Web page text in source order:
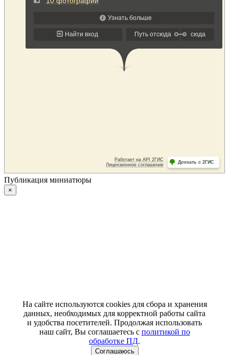
Публикация миниатюры
×
На сайте используются cookies для сбора и хранения
данных, необходимых для корректной работы сайта
и удобства посетителей. Продолжая использовать
наш сайт, Вы соглашаетесь с политикой по
обработке ПД.
Соглашаюсь